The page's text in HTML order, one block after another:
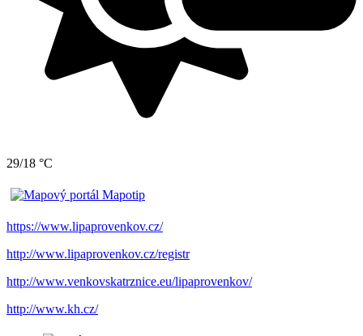
29/18 °C
https://www.lipaprovenkov.cz/
http://www.lipaprovenkov.cz/registr
http://www.venkovskatrznice.eu/lipaprovenkov/
http://www.kh.cz/